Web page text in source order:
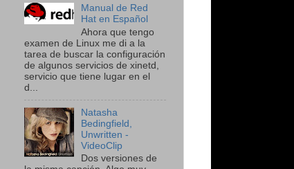
Manual de Red
Hat en Español
Ahora que tengo
examen de Linux me di a la
tarea de buscar la configuración
de algunos servicios de xinetd,
servicio que tiene lugar en el
d...
Natasha
Bedingfield,
Unwritten -
VideoClip
Dos versiones de